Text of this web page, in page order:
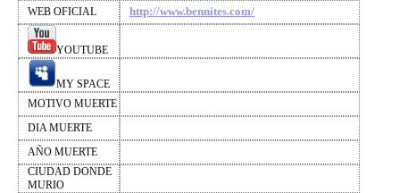
WEB OFICIAL
http://www.bennites.com/
YOUTUBE
MY SPACE
MOTIVO MUERTE
DIA MUERTE
AÑO MUERTE
CIUDAD DONDE
MURIO